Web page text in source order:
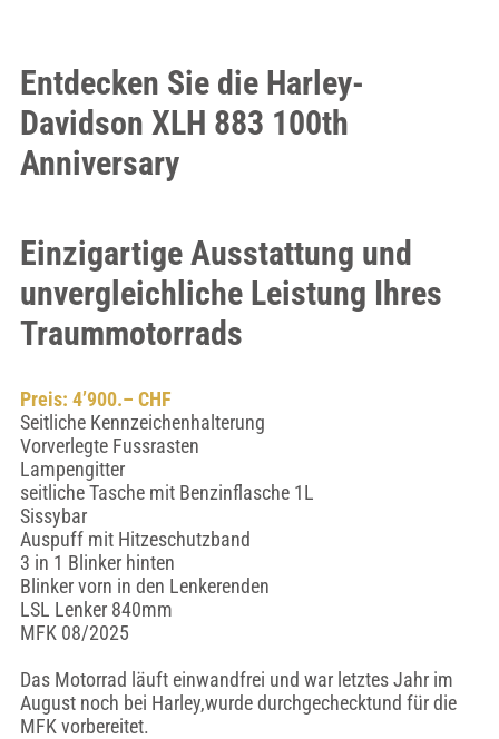
Entdecken Sie die Harley-
Davidson XLH 883 100th
Anniversary
Einzigartige Ausstattung und
unvergleichliche Leistung Ihres
Traummotorrads
Preis: 4’900.– CHF
Seitliche Kennzeichenhalterung
Vorverlegte Fussrasten
Lampengitter
seitliche Tasche mit Benzinflasche 1L
Sissybar
Auspuff mit Hitzeschutzband
3 in 1 Blinker hinten
Blinker vorn in den Lenkerenden
LSL Lenker 840mm
MFK 08/2025
Das Motorrad läuft einwandfrei und war letztes Jahr im
August noch bei Harley,wurde durchgechecktund für die
MFK vorbereitet.